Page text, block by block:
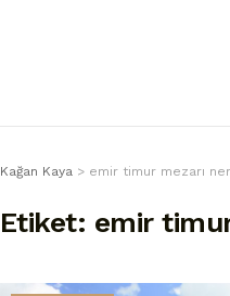
Kağan Kaya > emir timur mezarı
Etiket: emir